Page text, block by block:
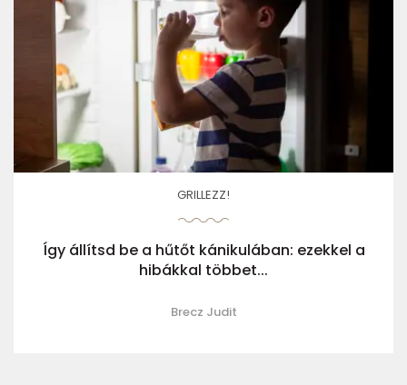
GRILLEZZ!
Így állítsd be a hűtőt kánikulában: ezekkel a
hibákkal többet...
Brecz Judit